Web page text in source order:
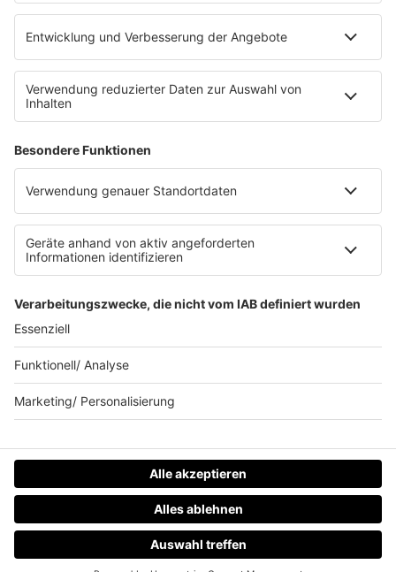
barba radio App
Impressum
Datenschutz Facebook & Instagram
Datenschutzeinstellungen
Clubbedingungen
Werbung schalten
Waffel-Werbepartner
80s80s.de
90s90s.de
Schlagerplanetradio.com
1deutsch.de
WEIHNACHTSMUSIK.FM
© barba radio. Ein Baby von Barbara Schöneberger und
REGIOCAST.